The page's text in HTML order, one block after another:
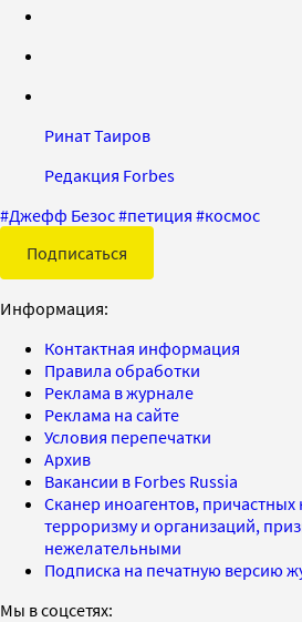
Ринат Таиров
Редакция Forbes
#Джефф Безос#петиция #космос
Подписаться
Информация:
Контактная информация
Правила обработки
Реклама в журнале
Реклама на сайте
Условия перепечатки
Архив
Вакансии в Forbes Russia
Сканер иноагентов, причастных
терроризму и организаций,
нежелательными
Подписка на печатную версию
Мы в соцсетях: